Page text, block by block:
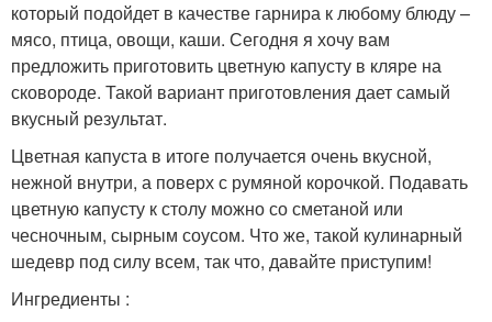
который подойдет в качестве гарнира к любому блюду –
мясо, птица, овощи, каши. Сегодня я хочу вам
предложить приготовить цветную капусту в кляре на
сковороде. Такой вариант приготовления дает самый
вкусный результат.
Цветная капуста в итоге получается очень вкусной,
нежной внутри, а поверх с румяной корочкой. Подавать
цветную капусту к столу можно со сметаной или
чесночным, сырным соусом. Что же, такой кулинарный
шедевр под силу всем, так что, давайте приступим!
Ингредиенты :